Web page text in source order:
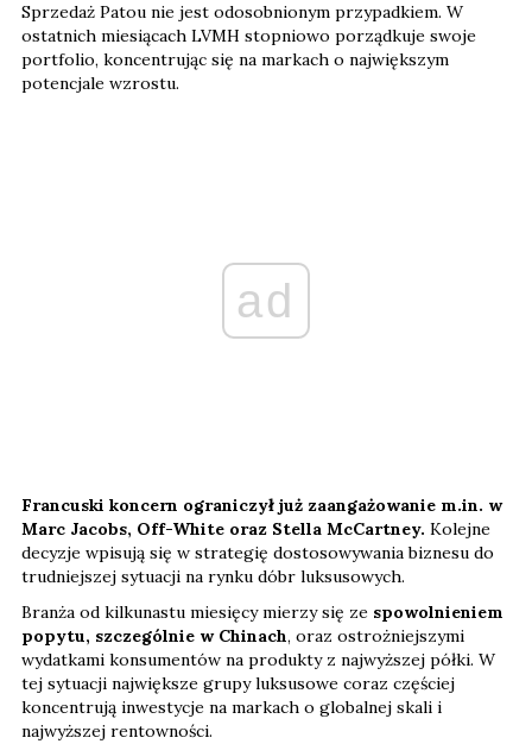
Sprzedaż Patou nie jest odosobnionym przypadkiem. W
ostatnich miesiącach LVMH stopniowo porządkuje swoje
portfolio, koncentrując się na markach o największym
potencjale wzrostu.
ad
Francuski koncern ograniczył już zaangażowanie m.in. w
Marc Jacobs, Off-White oraz Stella McCartney. Kolejne
decyzje wpisują się w strategię dostosowywania biznesu do
trudniejszej sytuacji na rynku dóbr luksusowych.
Branża od kilkunastu miesięcy mierzy się ze spowolnieniem
popytu, szczególnie w Chinach, oraz ostrożniejszymi
wydatkami konsumentów na produkty z najwyższej półki. W
tej sytuacji największe grupy luksusowe coraz częściej
koncentrują inwestycje na markach o globalnej skali i
najwyższej rentowności.